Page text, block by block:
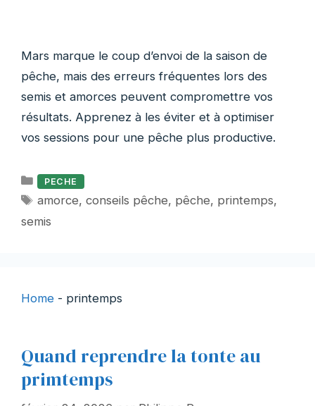
Mars marque le coup d’envoi de la saison de
pêche, mais des erreurs fréquentes lors des
semis et amorces peuvent compromettre vos
résultats. Apprenez à les éviter et à optimiser
vos sessions pour une pêche plus productive.
Catégories
PECHE
Étiquettes
amorce,conseils pêche, pêche, printemps,
semis
Home - printemps
Quand reprendre la tonte au
primtemps